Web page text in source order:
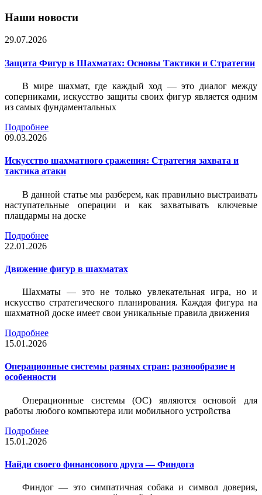
Наши новости
29.07.2026
Защита Фигур в Шахматах: Основы Тактики и Стратегии
В мире шахмат, где каждый ход — это диалог между
соперниками, искусство защиты своих фигур является одним
из самых фундаментальных
Подробнее
09.03.2026
Искусство шахматного сражения: Стратегия захвата и
тактика атаки
В данной статье мы разберем, как правильно выстраивать
наступательные операции и как захватывать ключевые
плацдармы на доске
Подробнее
22.01.2026
Движение фигур в шахматах
Шахматы — это не только увлекательная игра, но и
искусство стратегического планирования. Каждая фигура на
шахматной доске имеет свои уникальные правила движения
Подробнее
15.01.2026
Операционные системы разных стран: разнообразие и
особенности
Операционные системы (ОС) являются основой для
работы любого компьютера или мобильного устройства
Подробнее
15.01.2026
Найди своего финансового друга — Финдога
Финдог — это симпатичная собака и символ доверия,